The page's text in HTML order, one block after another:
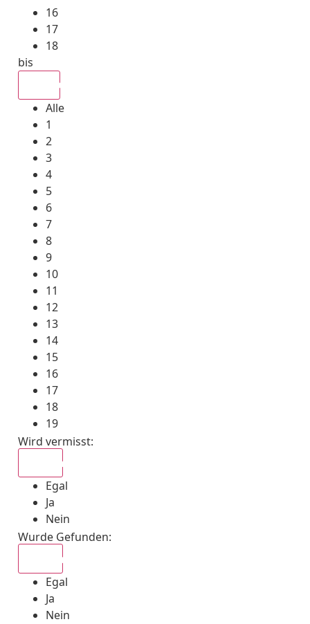
16
17
18
bis
Alle
1
2
3
4
5
6
7
8
9
10
11
12
13
14
15
16
17
18
19
Wird vermisst:
Egal
Ja
Nein
Wurde Gefunden:
Egal
Ja
Nein